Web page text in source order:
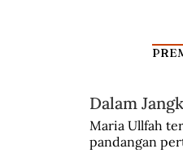
Dalam
Maria Ullfah
pandangan